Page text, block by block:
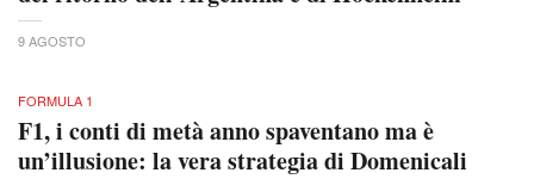
9 AGOSTO
FORMULA 1
F1, i conti di metà anno spaventano ma è
un’illusione: la vera strategia di Domenicali